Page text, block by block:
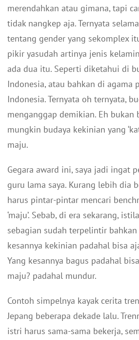
merendahkan atau gimana, tapi
tidak nangkep aja. Ternyata
tentang gender yang sekomplex
pikir yasudah artinya jenis
ada dua itu. Seperti diketahui di
Indonesia, atau bahkan di agama
Indonesia. Ternyata oh ternyata,
menganggap demikian. Eh bukan
mungkin budaya kekinian yang
maju.
Gegara award ini, saya jadi ingat
guru lama saya. Kurang lebih dia
harus pintar-pintar mencari
‘maju’. Sebab, di era sekarang,
sebagian sudah terpelintir bahkan
kesannya kekinian padahal bisa
Yang kesannya bagus padahal
maju? padahal mundur.
Contoh simpelnya kayak cerita
Jepang beberapa dekade lalu.
istri harus sama-sama bekerja,